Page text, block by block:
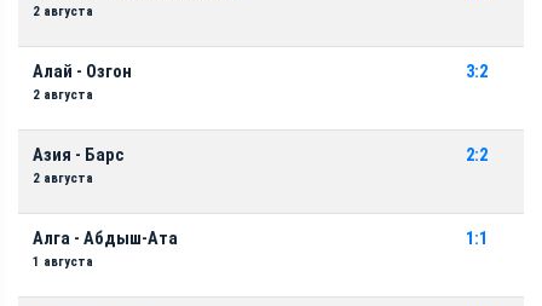
2 августа
Алай - Озгон
2 августа
3:2
Азия - Барс
2 августа
2:2
Алга - Абдыш-Ата
1 августа
1:1